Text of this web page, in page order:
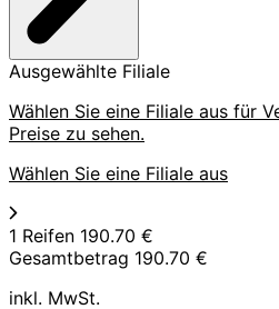
Ausgewählte Filiale
Wählen Sie eine Filiale aus für
Preise zu sehen.
Wählen Sie eine Filiale aus
1 Reifen 190.70 €
Gesamtbetrag 190.70 €
inkl. MwSt.